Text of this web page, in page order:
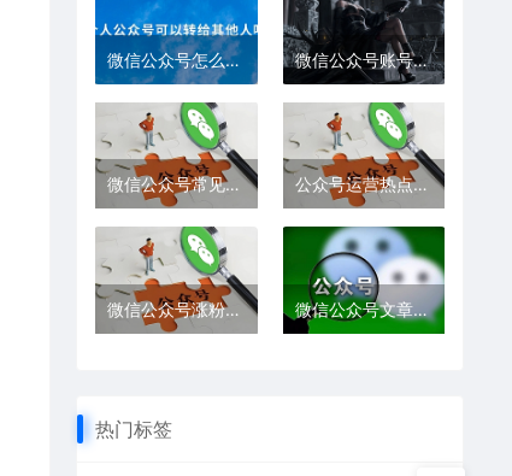
微信公众号怎么转给另一个人 微信公众号账号迁移及公证书办理流程详解
微信公众号常见的运营模式推荐 公众号运营热点从哪里找?教你怎么追热点?
微信公众号涨粉技巧和微信公众号掉粉取关的原因分析 微信公众号文章编辑常见版权问题以及如何避免侵权
热门标签